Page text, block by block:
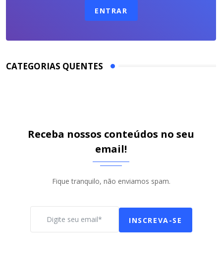
ENTRAR
CATEGORIAS QUENTES
Receba nossos conteúdos no seu
email!
Fique tranquilo, não enviamos spam.
INSCREVA-SE